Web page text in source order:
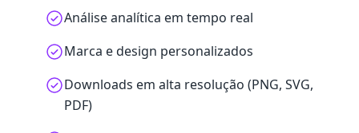
Análise analítica em tempo real
Marca e design personalizados
Downloads em alta resolução (PNG, SVG,
PDF)